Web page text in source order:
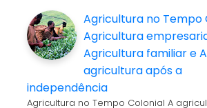
Agricultura no Tempo
Agricultura
Agricultura familiar e A
agricultura após a
independência
Agricultura no Tempo Colonial A